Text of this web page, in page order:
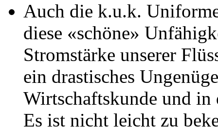
Auch die k.u.k.
diese «schöne»
Stromstärke unserer
ein drastisches
Wirtschaftskunde und in
Es ist nicht leicht zu